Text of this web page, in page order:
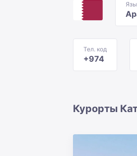
Тел. код
+974
Курорты